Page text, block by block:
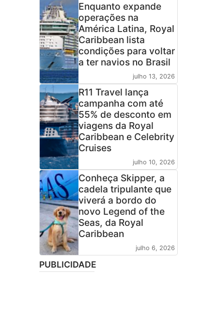
Enquanto expande
operações na
América Latina, Royal
Caribbean lista
condições para voltar
a ter navios no Brasil
julho 13, 2026
R11 Travel lança
campanha com até
55% de desconto em
viagens da Royal
Caribbean e Celebrity
Cruises
julho 10, 2026
Conheça Skipper, a
cadela tripulante que
viverá a bordo do
novo Legend of the
Seas, da Royal
Caribbean
julho 6, 2026
PUBLICIDADE